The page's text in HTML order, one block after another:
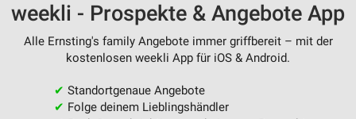
weekli - Prospekte & Angebote App
Alle Ernsting's family Angebote immer griffbereit – mit der
kostenlosen weekli App für iOS & Android.
✔ Standortgenaue Angebote
✔ Folge deinem Lieblingshändler